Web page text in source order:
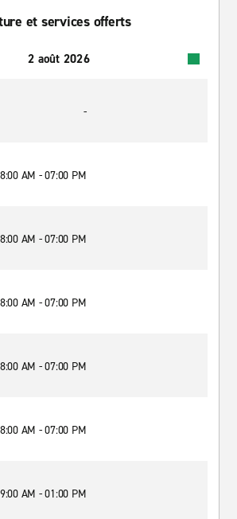
et services offerts
2 août 2026
-
AM - 07:00 PM
AM - 07:00 PM
AM - 07:00 PM
AM - 07:00 PM
AM - 07:00 PM
AM - 01:00 PM